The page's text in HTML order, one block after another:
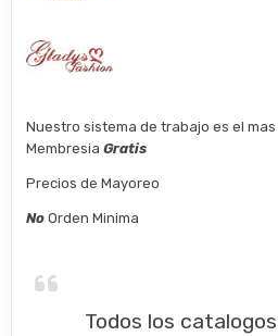
Nuestro sistema de trabajo es el
MembresiaGratis
Precios de Mayoreo
No Orden Minima
Todos los catalogos